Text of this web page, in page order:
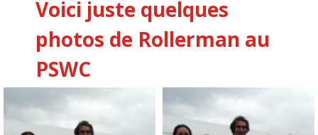
Voici juste quelques
photos de Rollerman au
PSWC